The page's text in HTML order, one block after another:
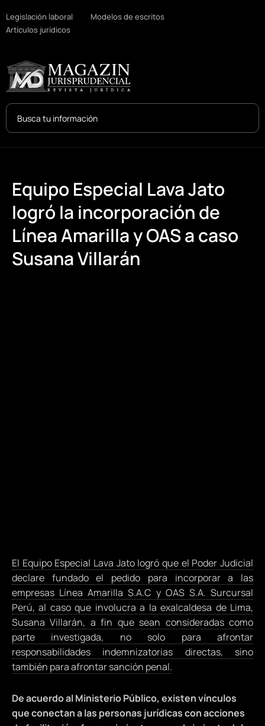
Legislación laboral
Modelos de escritos
Artículos jurídicos
Search
Equipo Especial Lava Jato
logró la incorporación de
Línea Amarilla y OAS a caso
Susana Villarán
El Equipo Especial Lava Jato logró que el Poder Judicial
declare fundado el pedido para incorporar a las
empresas Línea Amarilla S.A.C y OAS S.A. Surcursal
Perú, al caso que involucra a la exalcaldesa de Lima,
Susana Villarán, a fin que sean consideradas como
parte investigada, no solo para afrontar
responsabilidades indemnizatorias directas, sino
también para afrontar sanción penal.
De acuerdo al Ministerio Público, existen vínculos
que conectan a las personas jurídicas con acciones